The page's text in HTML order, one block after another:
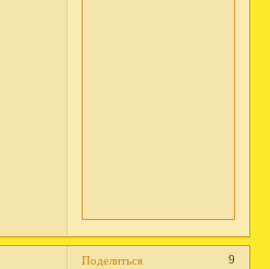
Поделиться
9